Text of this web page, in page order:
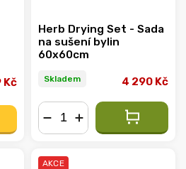
Kč
Herb Drying Set - Sada
na sušení bylin
60x60cm
Skladem 4 290 Kč
AKCE